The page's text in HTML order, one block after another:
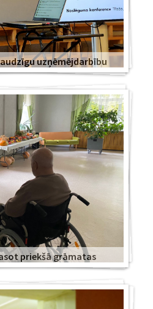
uzņēmējdarbību
priekšā grāmatas